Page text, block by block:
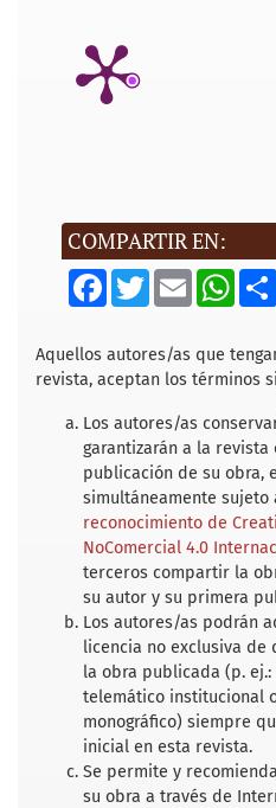
COMPARTIR EN:
F
a
b
o
o
T
w
t
e
r
E
m
l
W
s
A
p
Aquellos autores/as que
revista, aceptan los términos
Los autores/as
garantizarán a la
publicación de su obra,
simultáneamente sujeto
reconocimiento de
NoComercial 4.0
terceros compartir la
su autor y su primera
Los autores/as podrán
licencia no exclusiva
la obra publicada (p.
telemático institucional
monográfico) siempre
inicial en esta revista.
Se permite y
su obra a través de